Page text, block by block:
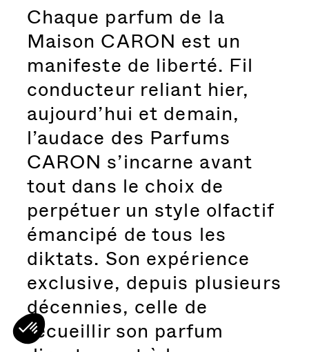
Chaque parfum de la
Maison CARON est un
manifeste de liberté. Fil
conducteur reliant hier,
aujourd’hui et demain,
l’audace des Parfums
CARON s’incarne avant
tout dans le choix de
perpétuer un style olfactif
émancipé de tous les
diktats. Son expérience
exclusive, depuis plusieurs
décennies, celle de
recueillir son parfum